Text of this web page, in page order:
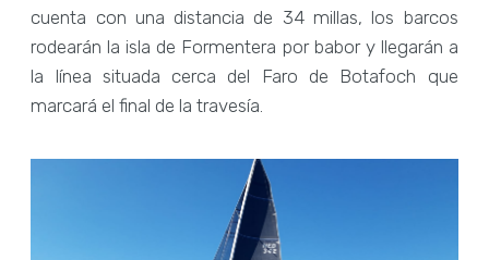
cuenta con una distancia de 34 millas, los barcos
rodearán la isla de Formentera por babor y llegarán a
la línea situada cerca del Faro de Botafoch que
marcará el final de la travesía.